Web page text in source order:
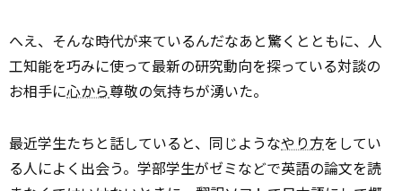
へえ、そんな時代が来ているんだなあと驚くとともに、人
工知能を巧みに使って最新の研究動向を探っている対談の
お相手に心から尊敬の気持ちが湧いた。
最近学生たちと話していると、同じようなやり方をしてい
る人によく出会う。学部学生がゼミなどで英語の論文を読